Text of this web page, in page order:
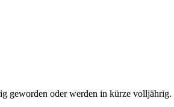
geworden oder werden in kürze volljährig.